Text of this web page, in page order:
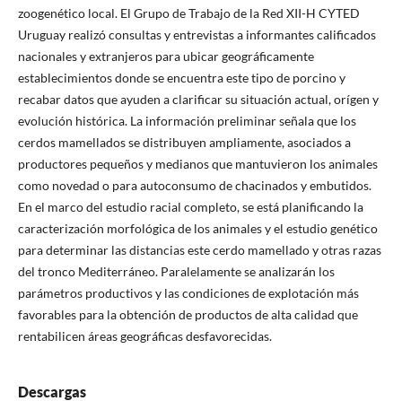
zoogenético local. El Grupo de Trabajo de la Red XII-H CYTED
Uruguay realizó consultas y entrevistas a informantes calificados
nacionales y extranjeros para ubicar geográficamente
establecimientos donde se encuentra este tipo de porcino y
recabar datos que ayuden a clarificar su situación actual, orígen y
evolución histórica. La información preliminar señala que los
cerdos mamellados se distribuyen ampliamente, asociados a
productores pequeños y medianos que mantuvieron los animales
como novedad o para autoconsumo de chacinados y embutidos.
En el marco del estudio racial completo, se está planificando la
caracterización morfológica de los animales y el estudio genético
para determinar las distancias este cerdo mamellado y otras razas
del tronco Mediterráneo. Paralelamente se analizarán los
parámetros productivos y las condiciones de explotación más
favorables para la obtención de productos de alta calidad que
rentabilicen áreas geográficas desfavorecidas.
Descargas